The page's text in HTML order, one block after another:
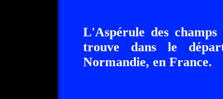
L'Aspérule des
trouve dans le
Normandie, en France.